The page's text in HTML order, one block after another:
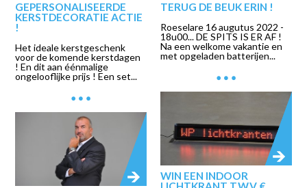
TERUG DE BEUK ERIN !
Roeselare 16 augutus 2022 -
18u00... DE SPITS IS ER AF !
Na een welkome vakantie en
met opgeladen batterijen...
GEPERSONALISEERDE
KERSTDECORATIE ACTIE
!
Het ideale kerstgeschenk
voor de komende kerstdagen
! En dit aan éénmalige
ongelooflijke prijs ! Een set...
WIN EEN INDOOR